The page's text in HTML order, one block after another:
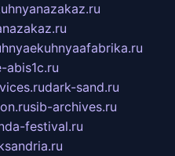
abis1c.ru
dark-sand.ru
sib-archives.ru
festival.ru